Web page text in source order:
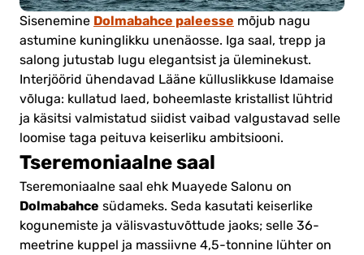
Sisenemine Dolmabahce paleesse mõjub nagu
astumine kuninglikku unenäosse. Iga saal, trepp ja
salong jutustab lugu elegantsist ja üleminekust.
Interjöörid ühendavad Lääne külluslikkuse Idamaise
võluga: kullatud laed, boheemlaste kristallist lühtrid
ja käsitsi valmistatud siidist vaibad valgustavad selle
loomise taga peituva keiserliku ambitsiooni.
Tseremoniaalne saal
Tseremoniaalne saal ehk Muayede Salonu on
Dolmabahce südameks. Seda kasutati keiserlike
kogunemiste ja välisvastuvõttude jaoks; selle 36-
meetrine kuppel ja massiivne 4,5-tonnine lühter on